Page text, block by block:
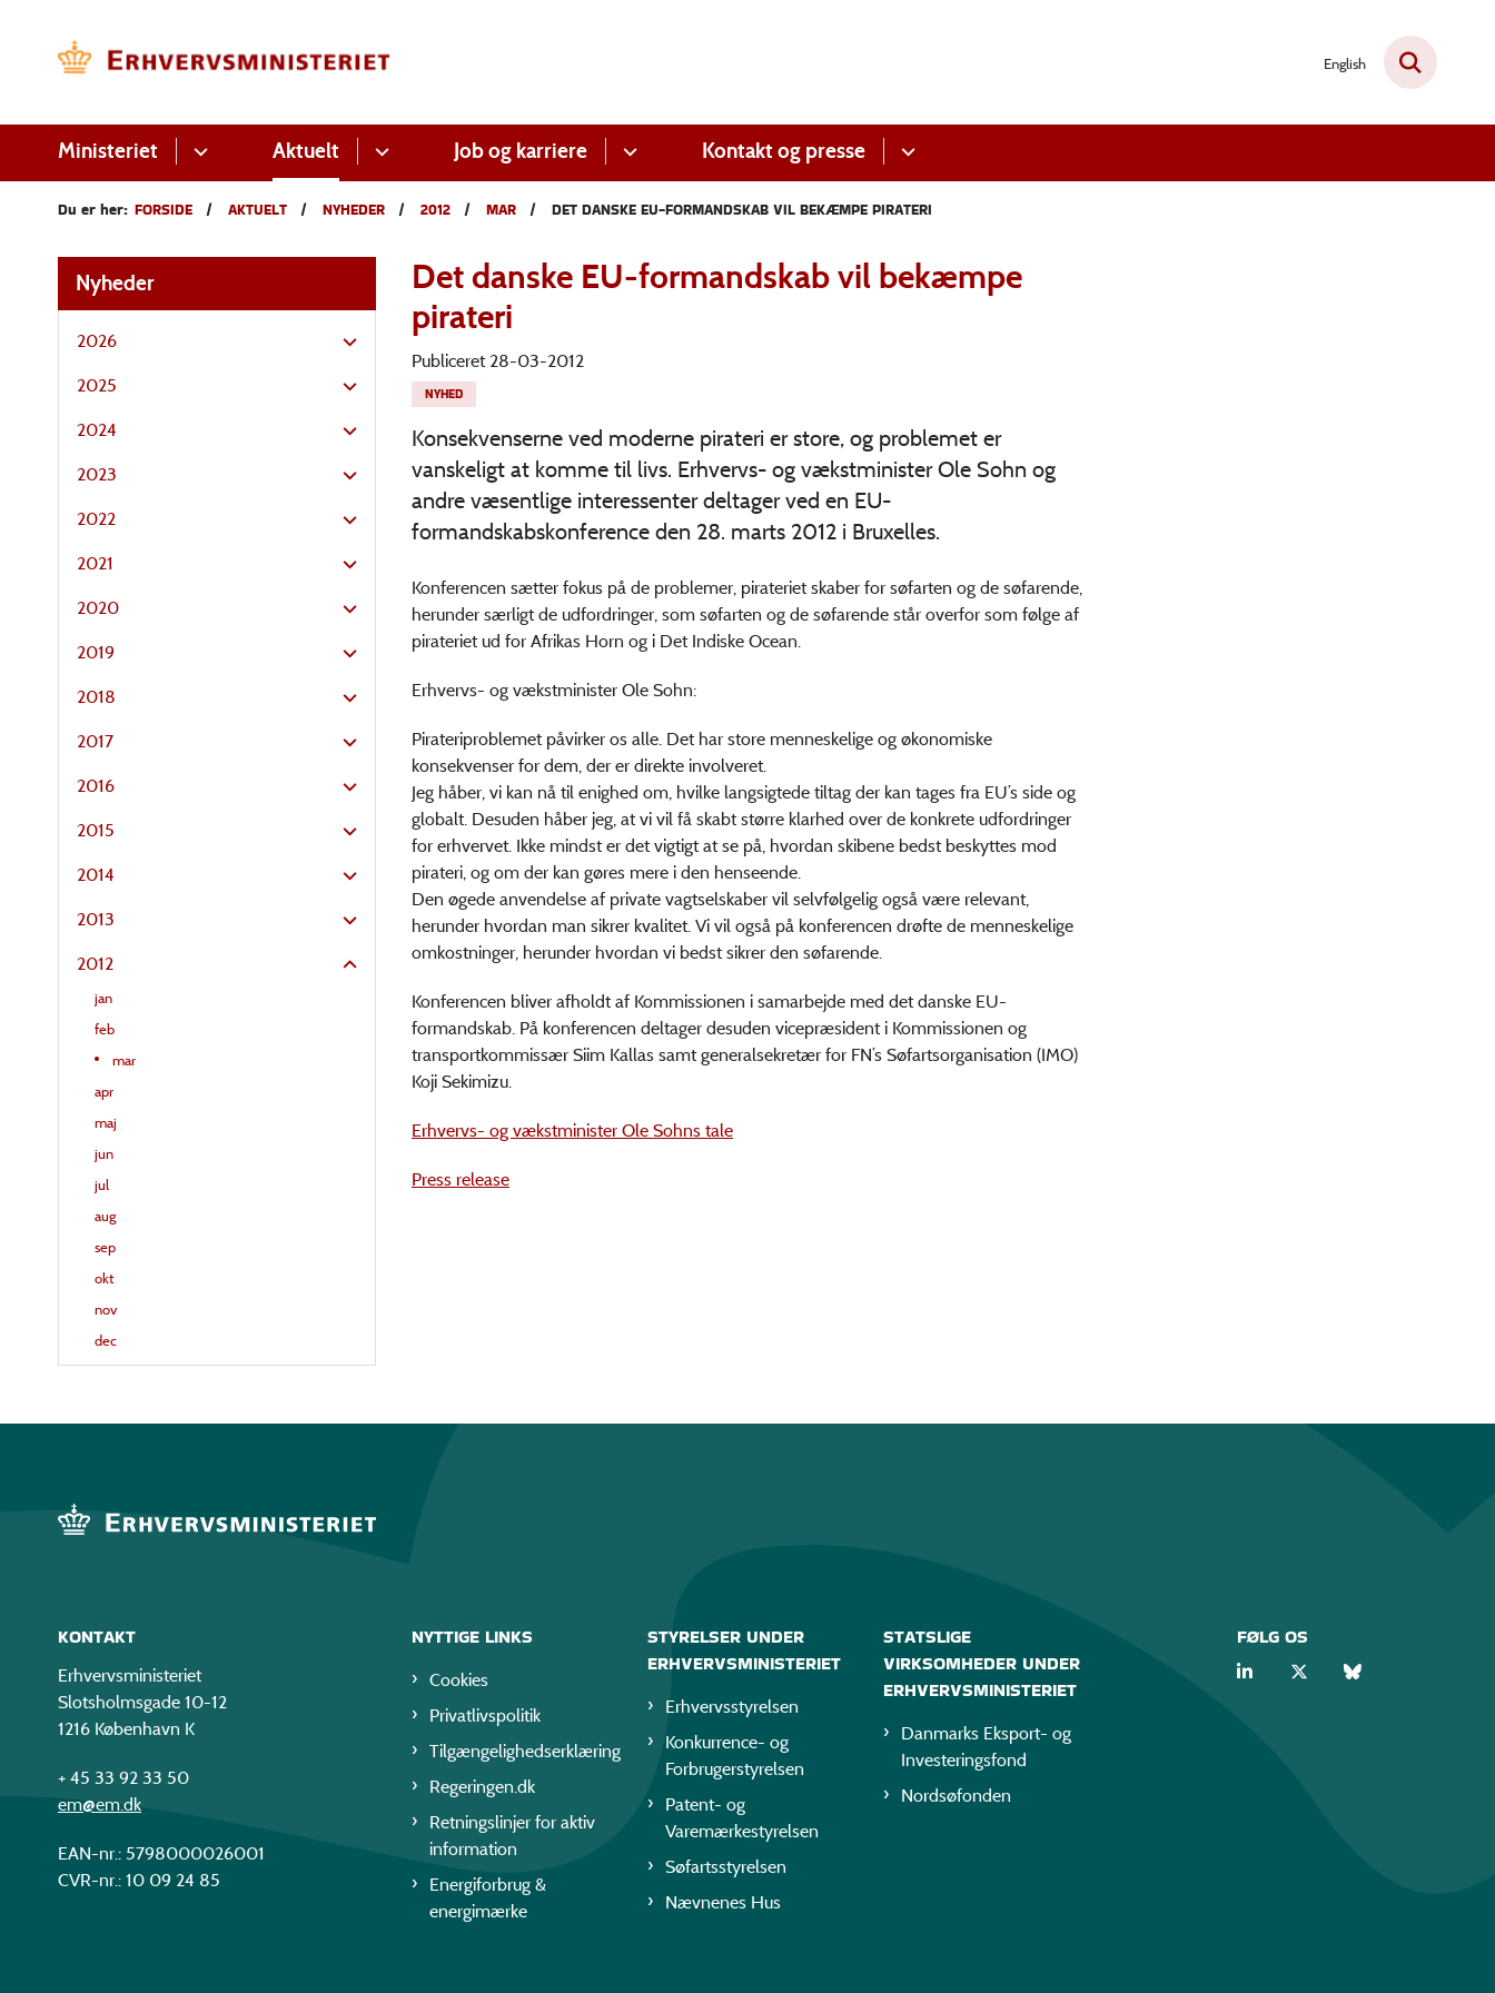
English
Ministeriet Aktuelt Job og karriere Kontakt og presse
Du er her: FORSIDE AKTUELT NYHEDER 2012 MAR DET DANSKE EU-FORMANDSKAB VIL BEKÆMPE PIRATERI
Nyheder
2026
2025
2024
2023
2022
2021
2020
2019
2018
2017
2016
2015
2014
2013
2012
jan
feb
mar
apr
maj
jun
jul
aug
sep
okt
nov
dec
Det danske EU-formandskab vil bekæmpe
pirateri
Publiceret 28-03-2012
NYHED
Konsekvenserne ved moderne pirateri er store, og problemet er
vanskeligt at komme til livs. Erhvervs- og vækstminister Ole Sohn og
andre væsentlige interessenter deltager ved en EU-
formandskabskonference den 28. marts 2012 i Bruxelles.
Konferencen sætter fokus på de problemer, pirateriet skaber for søfarten og de søfarende,
herunder særligt de udfordringer, som søfarten og de søfarende står overfor som følge af
pirateriet ud for Afrikas Horn og i Det Indiske Ocean.
Erhvervs- og vækstminister Ole Sohn:
Pirateriproblemet påvirker os alle. Det har store menneskelige og økonomiske
konsekvenser for dem, der er direkte involveret.
Jeg håber, vi kan nå til enighed om, hvilke langsigtede tiltag der kan tages fra EU’s side og
globalt. Desuden håber jeg, at vi vil få skabt større klarhed over de konkrete udfordringer
for erhvervet. Ikke mindst er det vigtigt at se på, hvordan skibene bedst beskyttes mod
pirateri, og om der kan gøres mere i den henseende.
Den øgede anvendelse af private vagtselskaber vil selvfølgelig også være relevant,
herunder hvordan man sikrer kvalitet. Vi vil også på konferencen drøfte de menneskelige
omkostninger, herunder hvordan vi bedst sikrer den søfarende.
Konferencen bliver afholdt af Kommissionen i samarbejde med det danske EU-
formandskab. På konferencen deltager desuden vicepræsident i Kommissionen og
transportkommissær Siim Kallas samt generalsekretær for FN’s Søfartsorganisation (IMO)
Koji Sekimizu.
Erhvervs- og vækstminister Ole Sohns tale
Press release
KONTAKT
Erhvervsministeriet
Slotsholmsgade 10-12
1216 København K
+ 45 33 92 33 50
em@em.dk
EAN-nr.: 5798000026001
CVR-nr.: 10 09 24 85
NYTTIGE LINKS
Cookies
Privatlivspolitik
Tilgængelighedserklæring
Regeringen.dk
Retningslinjer for aktiv
information
Energiforbrug &
energimærke
STYRELSER UNDER
ERHVERVSMINISTERIET
Erhvervsstyrelsen
Konkurrence- og
Forbrugerstyrelsen
Patent- og
Varemærkestyrelsen
Søfartsstyrelsen
Nævnenes Hus
STATSLIGE
VIRKSOMHEDER UNDER
ERHVERVSMINISTERIET
Danmarks Eksport- og
Investeringsfond
Nordsøfonden
FØLG OS